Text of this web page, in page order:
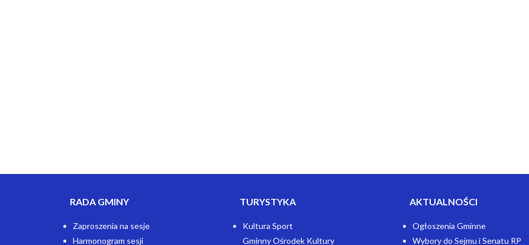
RADA GMINY
Zaproszenia na sesje
Harmonogram sesji
TURYSTYKA
Kultura Sport
Gminny Ośrodek Kultury
AKTUALNOŚCI
Ogłoszenia Gminne
Wybory do Sejmu i Senatu RP